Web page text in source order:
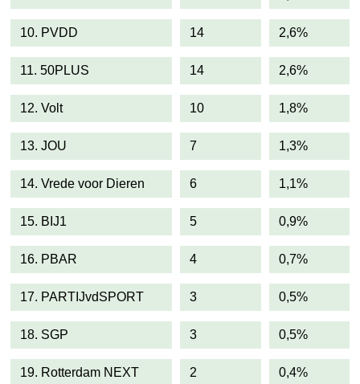
10. PVDD 14 2,6%
11. 50PLUS 14 2,6%
12. Volt 10 1,8%
13. JOU 7 1,3%
14. Vrede voor Dieren 6 1,1%
15. BIJ1 5 0,9%
16. PBAR 4 0,7%
17. PARTIJvdSPORT 3 0,5%
18. SGP 3 0,5%
19. Rotterdam NEXT 2 0,4%